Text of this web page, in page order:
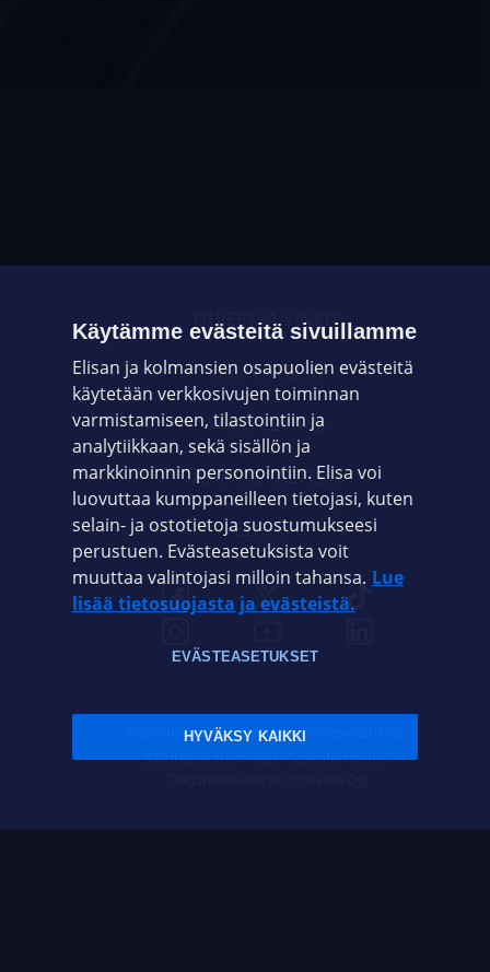
OHJEET JA VINKIT
OMAYHTEISÖ
VIANSELVITYS
ASIAKASPALVELU
ELISA.FI
Sopimusehdot Tietosuoja Evästeasetukset
Sääntelyviranomaiset Saavutettavuus
Käytämme evästeitä sivuillamme
Elisan ja kolmansien osapuolien evästeitä
käytetään verkkosivujen toiminnan
varmistamiseen, tilastointiin ja
analytiikkaan, sekä sisällön ja
markkinoinnin personointiin. Elisa voi
luovuttaa kumppaneilleen tietojasi, kuten
selain- ja ostotietoja suostumukseesi
perustuen. Evästeasetuksista voit
muuttaa valintojasi milloin tahansa. Lue
lisää tietosuojasta ja evästeistä.
EVÄSTEASETUKSET
HYVÄKSY KAIKKI